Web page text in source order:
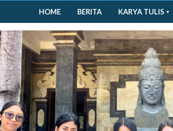
HOME BERITA KARYA TULIS